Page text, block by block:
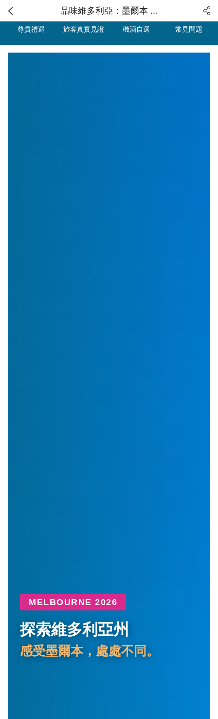
品味維多利亞：墨爾本 4 鑽酒莊醇香之旅
尊貴禮遇 旅客真實見證 機酒自選 常見問題
MELBOURNE 2026
探索維多利亞州
感受墨爾本，處處不同。